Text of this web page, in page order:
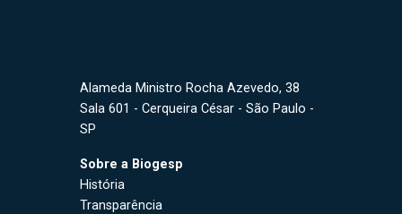
Alameda Ministro Rocha Azevedo, 38
Sala 601 - Cerqueira César - São Paulo -
SP
Sobre a Biogesp
História
Transparência